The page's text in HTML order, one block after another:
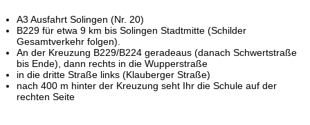
A3 Ausfahrt Solingen (Nr. 20)
B229 für etwa 9 km bis Solingen Stadtmitte (Schilder
Gesamtverkehr folgen).
An der Kreuzung B229/B224 geradeaus (danach Schwertstraße
bis Ende), dann rechts in die Wupperstraße
in die dritte Straße links (Klauberger Straße)
nach 400 m hinter der Kreuzung seht Ihr die Schule auf der
rechten Seite